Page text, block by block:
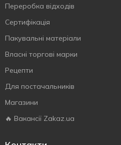
Переробка відходів
Сертифiкацiя
Пакувальні матеріали
Власнi торговi марки
Рецепти
Для постачальників
Магазини
🔥 Вакансії Zakaz.ua